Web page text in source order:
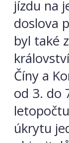
jízdu na
doslova
byl také
Číny a
od 3. do
úkrytu